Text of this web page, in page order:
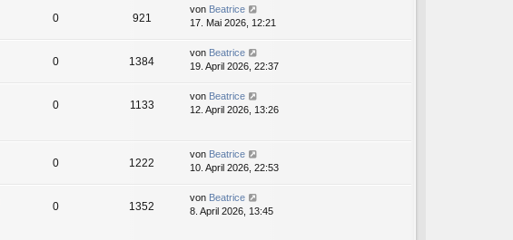
0 921
von Beatrice
17. Mai 2026, 12:21
0 1384
von Beatrice
19. April 2026, 22:37
0 1133
von Beatrice
12. April 2026, 13:26
0 1222
von Beatrice
10. April 2026, 22:53
0 1352
von Beatrice
8. April 2026, 13:45